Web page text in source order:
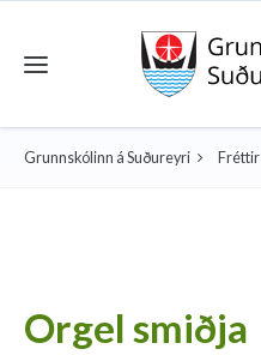
Toggle navigation
Grunnskólinn á Suðureyri Fréttir
Orgel smiðja